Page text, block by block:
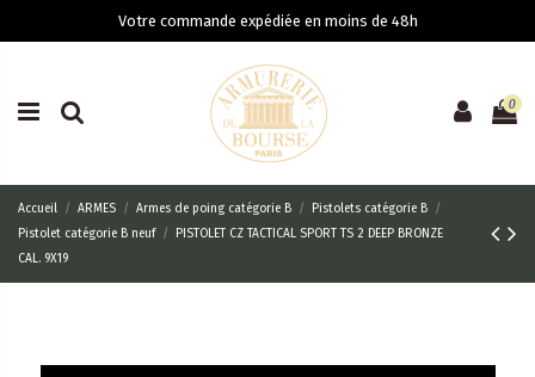
Votre commande expédiée en moins de 48h
0
Accueil ARMES Armes de poing catégorie B
Pistolets catégorie B
Pistolet catégorie B neuf
PISTOLET CZ TACTICAL SPORT TS 2 DEEP BRONZE
CAL. 9X19